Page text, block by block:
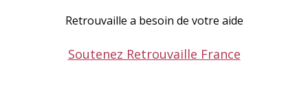
Retrouvaille a besoin de votre aide
Soutenez Retrouvaille France